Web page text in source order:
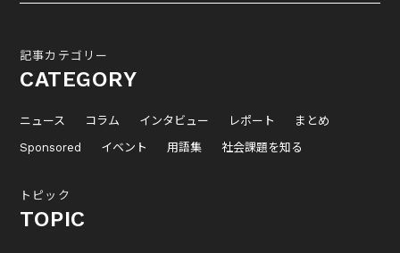
記事カテゴリー
CATEGORY
ニュース コラム インタビュー レポート
まとめ
Sponsored
イベント 用語集 社会課題を知る
トピック
TOPIC